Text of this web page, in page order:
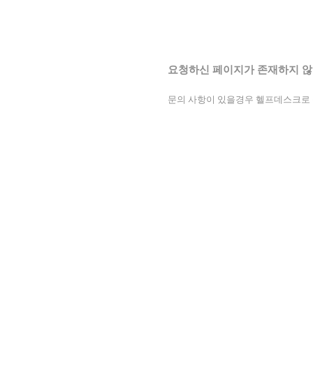
요청하신 페이지가 존재하지
문의 사항이 있을경우 헬프데스크